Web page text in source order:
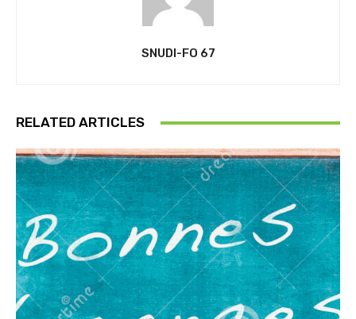
SNUDI-FO 67
RELATED ARTICLES